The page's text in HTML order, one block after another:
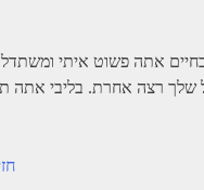
שלך רצה אחרת. בליבי אתה